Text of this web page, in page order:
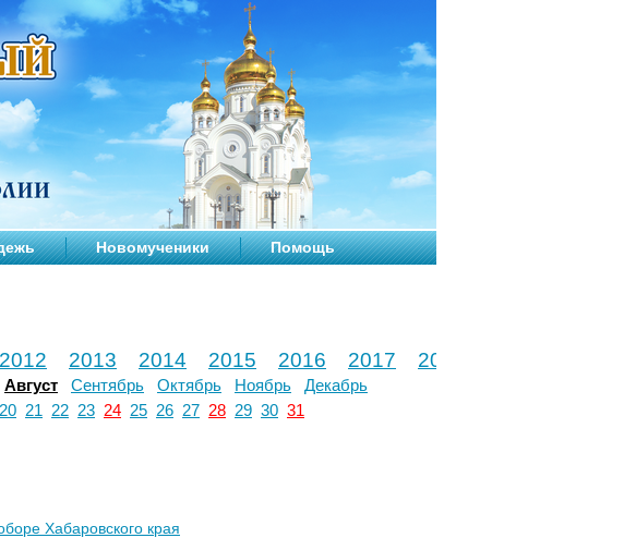
Новомученики Помощь
2012 2013 2014 2015 2016 2017 2018
Август Сентябрь Октябрь Ноябрь
Декабрь
20 21 22 23 24 25 26 27 28 29 30 31
Хабаровского края